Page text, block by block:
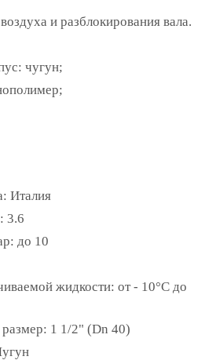
и разблокирования вала.
чугун;
Италия
3.6
до 10
жидкости: от - 10°С до
1 1/2" (Dn 40)